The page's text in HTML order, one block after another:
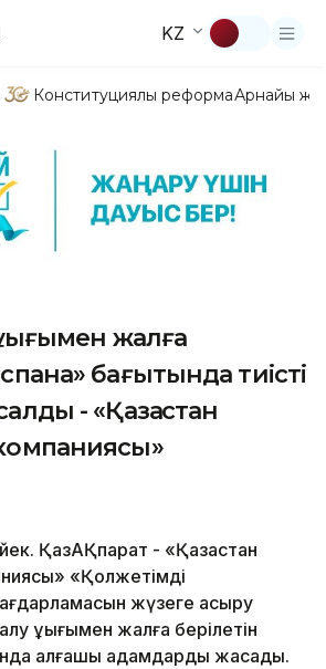
KZ
Конституциялық реформаАрнайы
жалға
бағытында тиісті
- «Қазақстан
ҚазАҚпарат - «Қазақстан
«Қолжетімді
жүзеге асыру
құқығымен жалға берілетін
алғашқы қадамдарды жасады.